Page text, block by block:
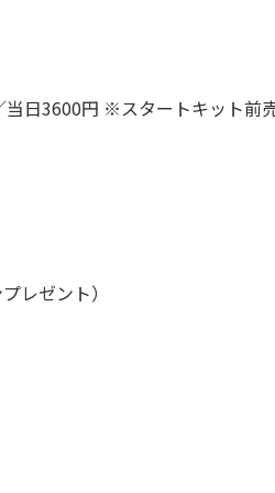
日3600円 ※スタートキット前
プレゼント）